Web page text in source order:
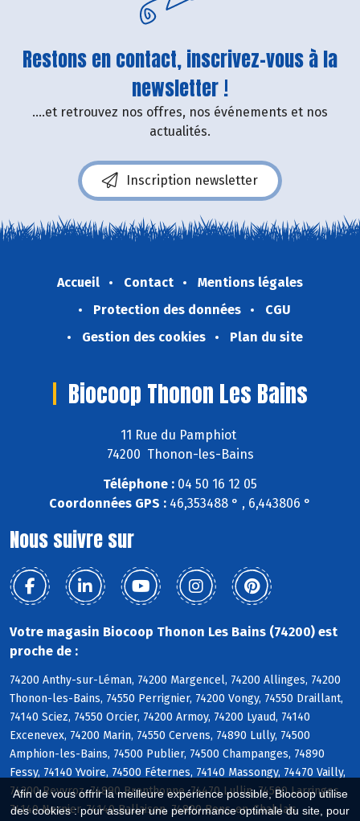
Afin de vous offrir la meilleure expérience possible, Biocoop utilise
des cookies : pour assurer une performance optimale du site, pour
Restons en contact, inscrivez-vous à la
newsletter !
....et retrouvez nos offres, nos événements et nos
actualités.
Inscription newsletter
Accueil Contact
Mentions légales
Protection des données
CGU
Gestion des cookies
Plan du site
Biocoop Thonon Les Bains
11 Rue du Pamphiot
74200 Thonon-les-Bains
Téléphone : 04 50 16 12 05
Coordonnées GPS : 46,353488 ° , 6,443806 °
Nous suivre sur
Votre magasin Biocoop Thonon Les Bains (74200) est
proche de :
74200 Anthy-sur-Léman, 74200 Margencel, 74200 Allinges, 74200
Thonon-les-Bains, 74550 Perrignier, 74200 Vongy, 74550 Draillant,
74140 Sciez, 74550 Orcier, 74200 Armoy, 74200 Lyaud, 74140
Excenevex, 74200 Marin, 74550 Cervens, 74890 Lully, 74500
Amphion-les-Bains, 74500 Publier, 74500 Champanges, 74890
Fessy, 74140 Yvoire, 74500 Féternes, 74140 Massongy, 74470 Vailly,
74200 Reyvroz, 74890 Brenthonne, 74470 Lullin, 74500 Larringes,
74140 Nernier, 74140 Ballaison, 74890 Bons-en-Chablais